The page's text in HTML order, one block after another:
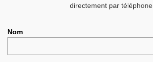
directement par téléphone
Nom